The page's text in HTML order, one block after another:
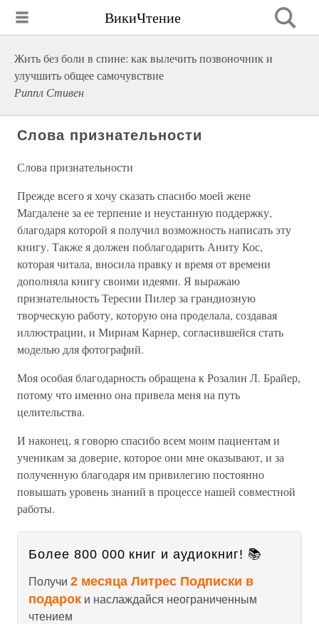
ВикиЧтение
Жить без боли в спине: как вылечить позвоночник и
улучшить общее самочувствие
Риппл Стивен
Слова признательности
Слова признательности
Прежде всего я хочу сказать спасибо моей жене
Магдалене за ее терпение и неустанную поддержку,
благодаря которой я получил возможность написать эту
книгу. Также я должен поблагодарить Аниту Кос,
которая читала, вносила правку и время от времени
дополняла книгу своими идеями. Я выражаю
признательность Тересии Пилер за грандиозную
творческую работу, которую она проделала, создавая
иллюстрации, и Мириам Карнер, согласившейся стать
моделью для фотографий.
Моя особая благодарность обращена к Розалин Л. Брайер,
потому что именно она привела меня на путь
целительства.
И наконец, я говорю спасибо всем моим пациентам и
ученикам за доверие, которое они мне оказывают, и за
полученную благодаря им привилегию постоянно
повышать уровень знаний в процессе нашей совместной
работы.
Более 800 000 книг и аудиокниг! 📚
Получи 2 месяца Литрес Подписки в
подарок и наслаждайся неограниченным
чтением